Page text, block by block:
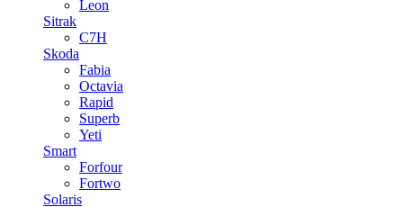
Leon
Sitrak
C7H
Skoda
Fabia
Octavia
Rapid
Superb
Yeti
Smart
Forfour
Fortwo
Solaris